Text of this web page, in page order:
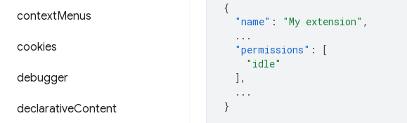
contextMenus
cookies
debugger
declarativeContent
{
"name" : "My extension" ,
...
"permissions" :
[
"idle"
],
...
}